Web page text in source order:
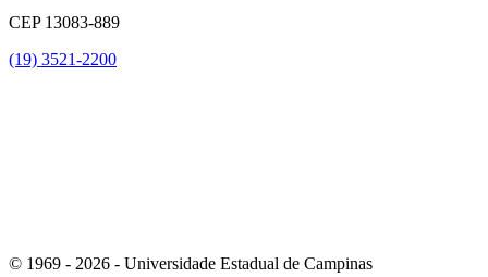
CEP 13083-889
(19) 3521-2200
© 1969 - 2026 - Universidade Estadual de Campinas